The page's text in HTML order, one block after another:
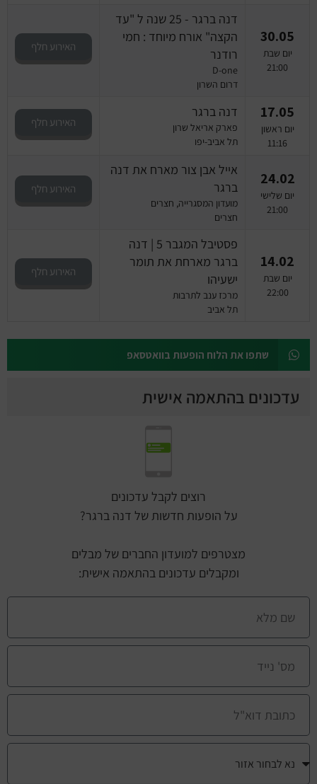
30.05
יום שבת
21:00
דנה ברגר - 25 שנה ל "עד
הקצה" אורח מיוחד : חמי
רודנר
D-one
דרום השרון
האירוע חלף
17.05
יום ראשון
11:16
דנה ברגר
פארק אריאל שרון
תל אביב-יפו
האירוע חלף
24.02
יום שלישי
21:00
אייל אבן צור מארח את דנה
ברגר
מועדון המסגרייה, חצרים
חצרים
האירוע חלף
14.02
יום שבת
22:00
פסטיבל המגבר 5 | דנה
ברגר מארחת את תומר
ישעיהו
מרכז ענב לתרבות
תל אביב
האירוע חלף
שתפו את הלוח הופעות בוואטסאפ
עדכונים בהתאמה אישית
רוצים לקבל עדכונים
על הופעות חדשות של דנה ברגר?
מצטרפים למועדון החברים של מבלים
ומקבלים עדכונים בהתאמה אישית: